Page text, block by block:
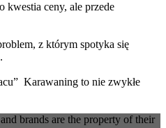
kwestia ceny, ale przede
z którym spotyka się
Karawaning to nie zwykłe
brands are the property of their